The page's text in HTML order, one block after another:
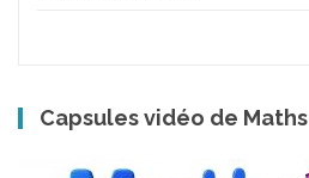
Capsules vidéo de Maths